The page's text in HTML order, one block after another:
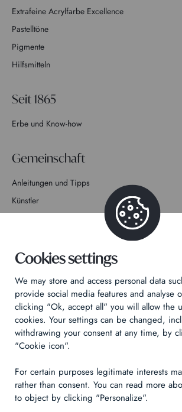
Extrafeine Acrylfarbe Excellence
Pastelltöne
Pigmente
Hilfsmitteln
Seit 1865
Erbe und Know-how
Gemeinschaft
Anleitungen und Tipps
Künstler
Mitmachen bei der Geschichte
Kontakt
Datenschutzrichtlinie
Rechtliche Hinweise
Cookies settings
We may store and access personal data
provide social media features and analyse
clicking "Ok, accept all" you will allow the
cookies. Your settings can be changed,
withdrawing your consent at any time, by
"Cookie icon".
For certain purposes legitimate interests
rather than consent. You can read more
to object by clicking "Personalize".